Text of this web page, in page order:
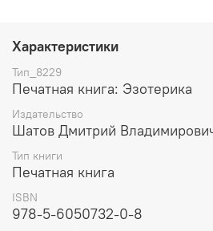
изготовления 20 свечей
обрядов данной темы и
рекомендаций и советов, которые
реализовать описанные
представленный в данной книге,
Все обряды уникальны и не
358
Характеристики
Тип_8229
Печатная книга: Эзотерика
Издательство
Шатов Дмитрий
Тип книги
Печатная книга
ISBN
978-5-6050732-0-8